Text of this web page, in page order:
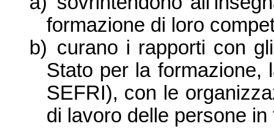
formazione di loro
b) curano i rapporti con
Stato per la formazione,
SEFRI), con le
di lavoro delle persone in